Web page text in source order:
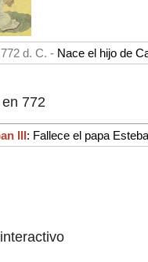
772 d. C. - Nace el hijo de
772
III: Fallece el papa